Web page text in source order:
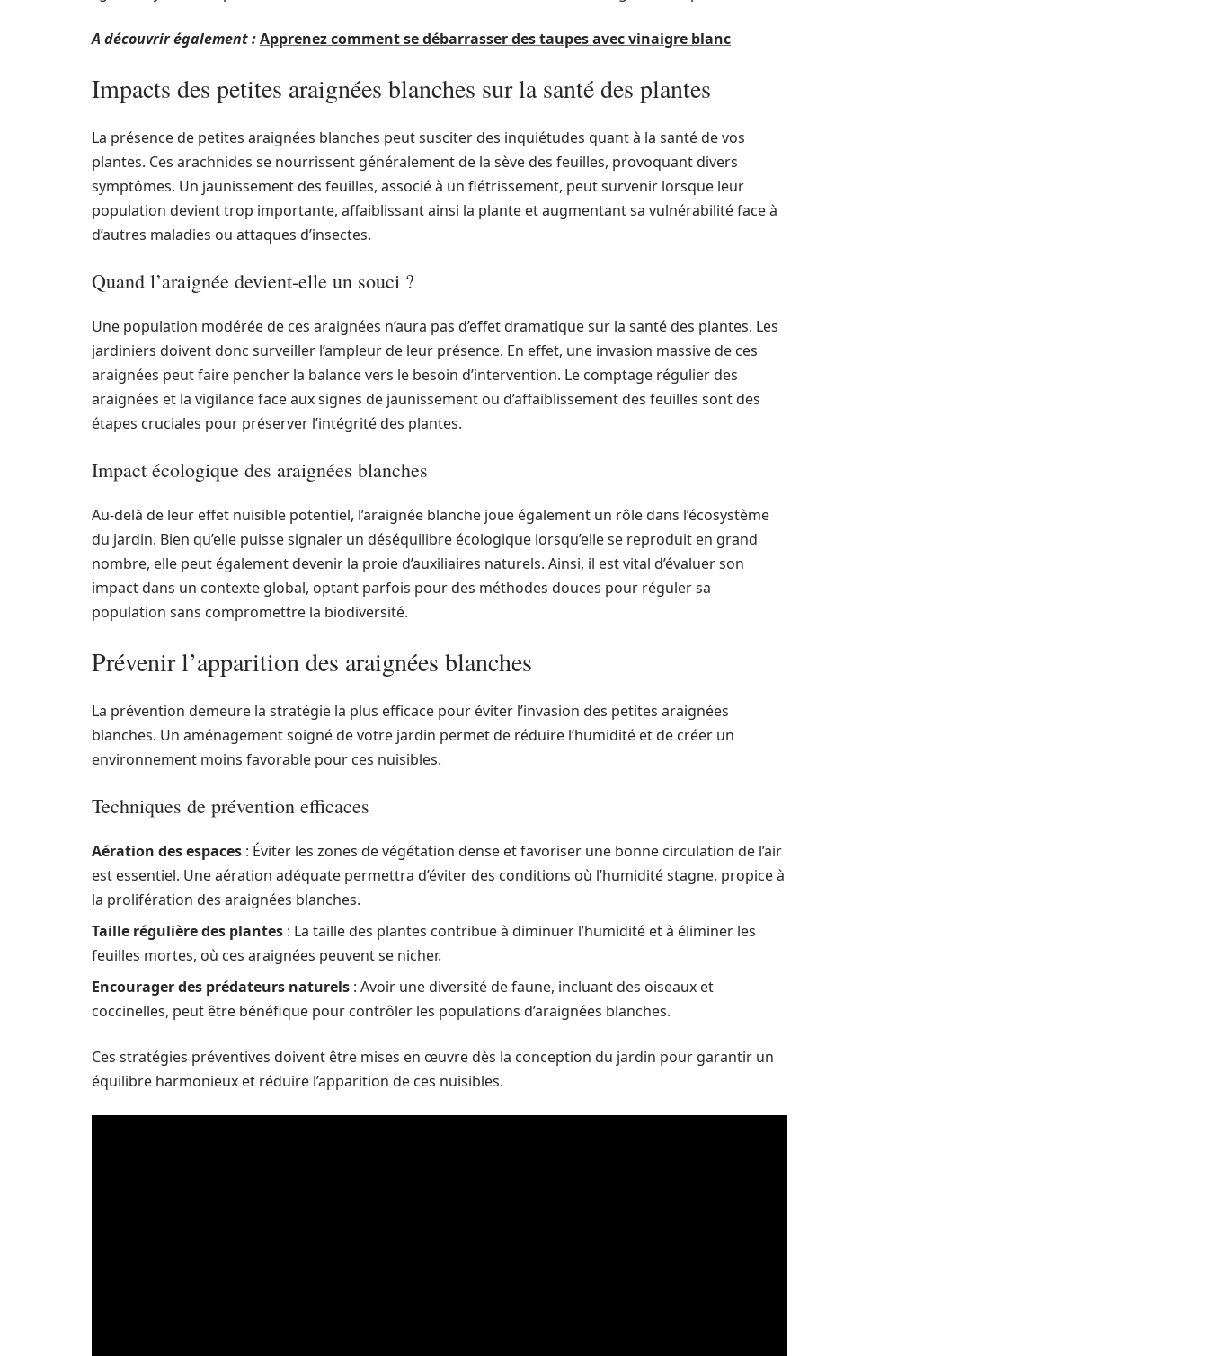
A découvrir également :Apprenez comment se débarrasser des taupes avec vinaigre blanc
Impacts des petites araignées blanches sur la santé des plantes
La présence de petites araignées blanches peut susciter des inquiétudes quant à la santé de vos
plantes. Ces arachnides se nourrissent généralement de la sève des feuilles, provoquant divers
symptômes. Un jaunissement des feuilles, associé à un flétrissement, peut survenir lorsque leur
population devient trop importante, affaiblissant ainsi la plante et augmentant sa vulnérabilité face à
d’autres maladies ou attaques d’insectes.
Quand l’araignée devient-elle un souci ?
Une population modérée de ces araignées n’aura pas d’effet dramatique sur la santé des plantes. Les
jardiniers doivent donc surveiller l’ampleur de leur présence. En effet, une invasion massive de ces
araignées peut faire pencher la balance vers le besoin d’intervention. Le comptage régulier des
araignées et la vigilance face aux signes de jaunissement ou d’affaiblissement des feuilles sont des
étapes cruciales pour préserver l’intégrité des plantes.
Impact écologique des araignées blanches
Au-delà de leur effet nuisible potentiel, l’araignée blanche joue également un rôle dans l’écosystème
du jardin. Bien qu’elle puisse signaler un déséquilibre écologique lorsqu’elle se reproduit en grand
nombre, elle peut également devenir la proie d’auxiliaires naturels. Ainsi, il est vital d’évaluer son
impact dans un contexte global, optant parfois pour des méthodes douces pour réguler sa
population sans compromettre la biodiversité.
Prévenir l’apparition des araignées blanches
La prévention demeure la stratégie la plus efficace pour éviter l’invasion des petites araignées
blanches. Un aménagement soigné de votre jardin permet de réduire l’humidité et de créer un
environnement moins favorable pour ces nuisibles.
Techniques de prévention efficaces
Aération des espaces : Éviter les zones de végétation dense et favoriser une bonne circulation de l’air
est essentiel. Une aération adéquate permettra d’éviter des conditions où l’humidité stagne, propice à
la prolifération des araignées blanches.
Taille régulière des plantes : La taille des plantes contribue à diminuer l’humidité et à éliminer les
feuilles mortes, où ces araignées peuvent se nicher.
Encourager des prédateurs naturels : Avoir une diversité de faune, incluant des oiseaux et
coccinelles, peut être bénéfique pour contrôler les populations d’araignées blanches.
Ces stratégies préventives doivent être mises en œuvre dès la conception du jardin pour garantir un
équilibre harmonieux et réduire l’apparition de ces nuisibles.